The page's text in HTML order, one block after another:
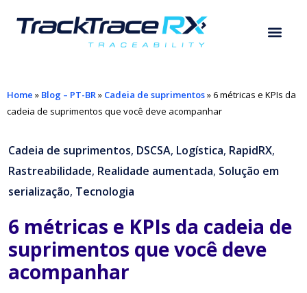
Home » Blog – PT-BR» Cadeia de suprimentos»6 métricas e KPIs da
cadeia de suprimentos que você deve acompanhar
Cadeia de suprimentos, DSCSA, Logística, RapidRX,
Rastreabilidade, Realidade aumentada, Solução em
serialização, Tecnologia
6 métricas e KPIs da cadeia de
suprimentos que você deve
acompanhar